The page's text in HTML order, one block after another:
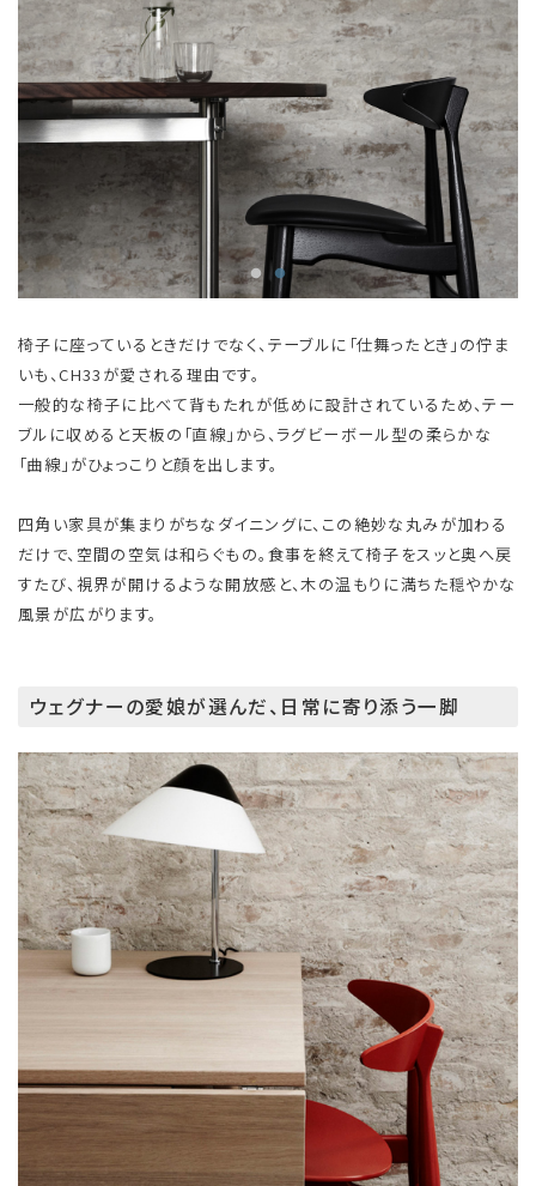
椅子に座っているときだけでなく、テーブルに「仕舞ったとき」の佇ま
いも、CH33が愛される理由です。
一般的な椅子に比べて背もたれが低めに設計されているため、テー
ブルに収めると天板の「直線」から、ラグビーボール型の柔らかな
「曲線」がひょっこりと顔を出します。
四角い家具が集まりがちなダイニングに、この絶妙な丸みが加わる
だけで、空間の空気は和らぐもの。食事を終えて椅子をスッと奥へ戻
すたび、視界が開けるような開放感と、木の温もりに満ちた穏やかな
風景が広がります。
ウェグナーの愛娘が選んだ、日常に寄り添う一脚